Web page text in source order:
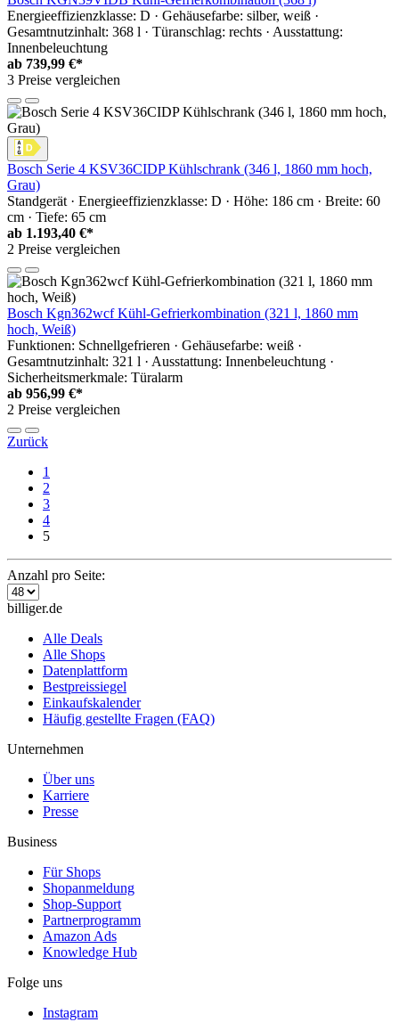
Energieeffizienzklasse: D · Gehäusefarbe: silber, weiß ·
Gesamtnutzinhalt: 368 l · Türanschlag: rechts · Ausstattung:
Innenbeleuchtung
ab 739,99 €*
3 Preise vergleichen
Bosch Serie 4 KSV36CIDP Kühlschrank (346 l, 1860 mm hoch,
Grau)
Standgerät · Energieeffizienzklasse: D · Höhe: 186 cm · Breite: 60
cm · Tiefe: 65 cm
ab 1.193,40 €*
2 Preise vergleichen
Bosch Kgn362wcf Kühl-Gefrierkombination (321 l, 1860 mm
hoch, Weiß)
Funktionen: Schnellgefrieren · Gehäusefarbe: weiß ·
Gesamtnutzinhalt: 321 l · Ausstattung: Innenbeleuchtung ·
Sicherheitsmerkmale: Türalarm
ab 956,99 €*
2 Preise vergleichen
Zurück
1
2
3
4
5
Anzahl pro Seite:
billiger.de
Alle Deals
Alle Shops
Datenplattform
Bestpreissiegel
Einkaufskalender
Häufig gestellte Fragen (FAQ)
Unternehmen
Über uns
Karriere
Presse
Business
Für Shops
Shopanmeldung
Shop-Support
Partnerprogramm
Amazon Ads
Knowledge Hub
Folge uns
Instagram